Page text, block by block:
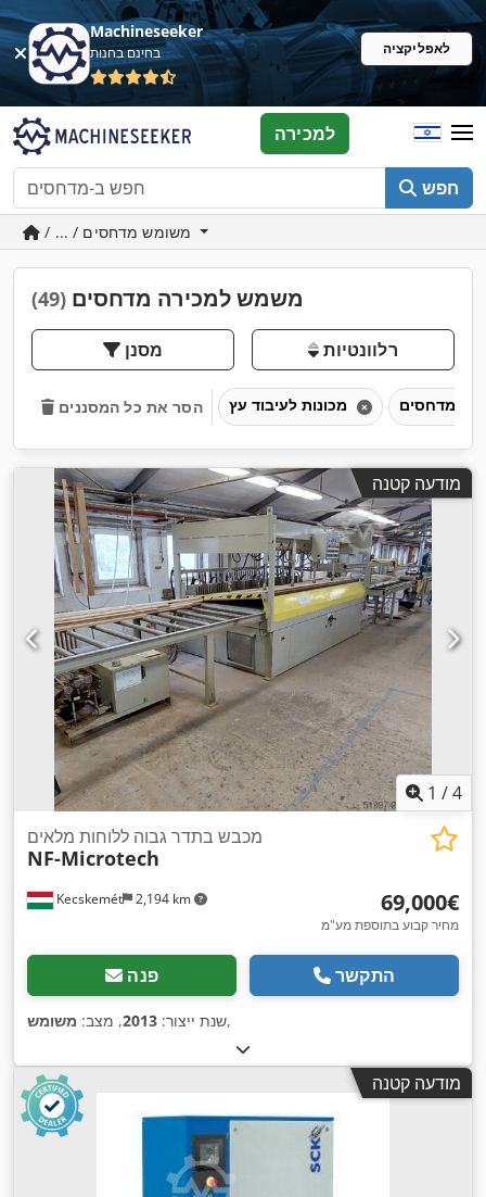
Machineseeker
בחינם בחנות לאפליקציה
חפש
למכירה
משמש למכירה מדחסים (49)
מסנן רלוונטיות
הסר את כל המסננים
מודעה קטנה
1 /4
Kecskemét 2,194 km
מכבש בתדר גבוה ללוחות מלאים
NF-Microtech
‏69,000 ‏€
מחיר קבוע בתוספת מע"מ
פנה התקשר
שנת ייצור: 2013, מצב: משומש ,
מודעה קטנה